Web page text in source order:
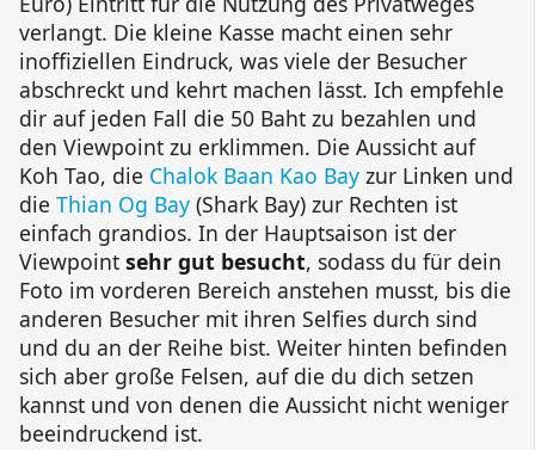
verlangt. Die kleine Kasse macht einen sehr
inoffiziellen Eindruck, was viele der Besucher
abschreckt und kehrt machen lässt. Ich empfehle
dir auf jeden Fall die 50 Baht zu bezahlen und
den Viewpoint zu erklimmen. Die Aussicht auf
Koh Tao, die Chalok Baan Kao Bay zur Linken und
die Thian Og Bay (Shark Bay) zur Rechten ist
einfach grandios. In der Hauptsaison ist der
Viewpoint sehr gut besucht, sodass du für dein
Foto im vorderen Bereich anstehen musst, bis die
anderen Besucher mit ihren Selfies durch sind
und du an der Reihe bist. Weiter hinten befinden
sich aber große Felsen, auf die du dich setzen
kannst und von denen die Aussicht nicht weniger
beeindruckend ist.